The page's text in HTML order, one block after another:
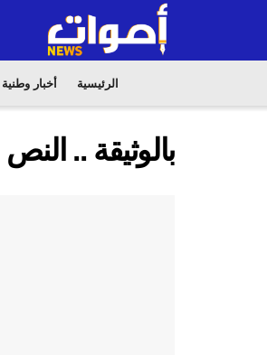
الرئيسية أخبار وطنية
بالوثيقة ..